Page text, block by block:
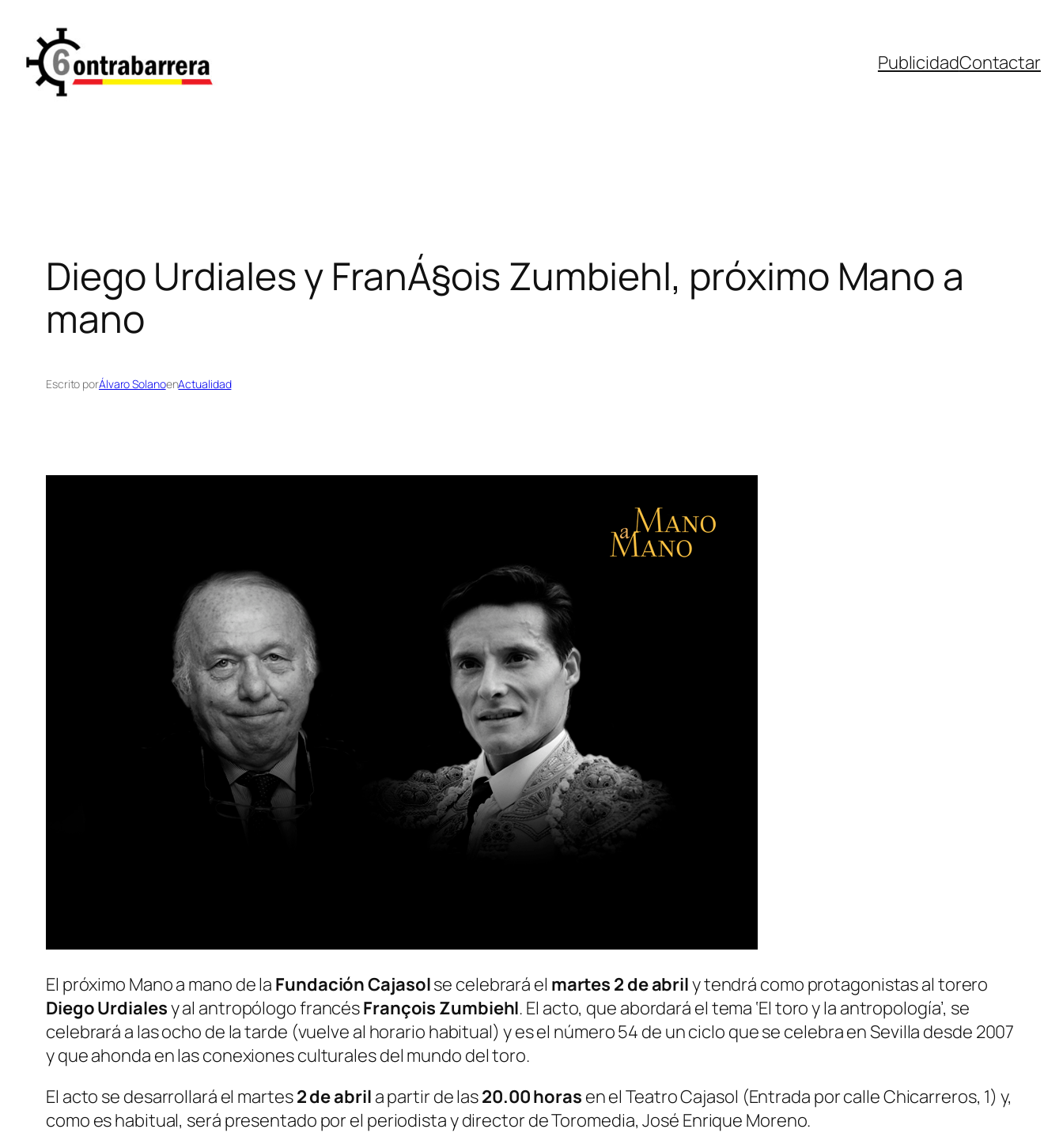
contenido
PublicidadContactar
Diego Urdiales y FranÁ§ois Zumbiehl, próximo Mano a
mano
Escrito porÁlvaro SolanoenActualidad
El próximo Mano a mano de la Fundación Cajasolse celebrará el martes 2 de abrily tendrá como protagonistas al torero
Diego Urdialesy al antropólogo francésFrançois Zumbiehl. El acto, que abordará el tema ‘El toro y la antropología’, se
celebrará a las ocho de la tarde (vuelve al horario habitual) y es el número 54 de un ciclo que se celebra en Sevilla desde 2007
y que ahonda en las conexiones culturales del mundo del toro.
El acto se desarrollará el martes2 de abril a partir de las20.00 horas en el Teatro Cajasol (Entrada por calle Chicarreros, 1) y,
como es habitual, será presentado por el periodista y director de Toromedia, José Enrique Moreno.